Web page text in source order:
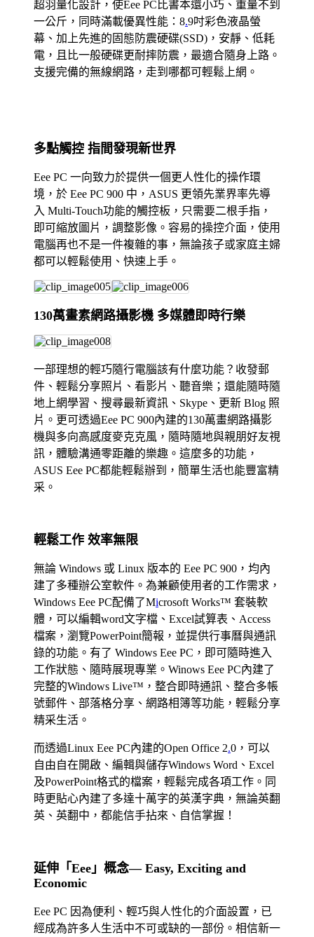
超羽量化設計，使Eee PC比書本還小巧、重量不到
一公斤，同時滿載優異性能：8.9吋彩色液晶螢
幕、加上先進的固態防震硬碟(SSD)，安靜、低耗
電，且比一般硬碟更耐摔防震，最適合隨身上路。
支援完備的無線網路，走到哪都可輕鬆上網。
多點觸控 指間發現新世界
Eee PC 一向致力於提供一個更人性化的操作環
境，於 Eee PC 900 中，ASUS 更領先業界率先導
入 Multi-Touch功能的觸控板，只需要二根手指，
即可縮放圖片，調整影像。容易的操控介面，使用
電腦再也不是一件複雜的事，無論孩子或家庭主婦
都可以輕鬆使用、快速上手。
130萬畫素網路攝影機 多媒體即時行樂
一部理想的輕巧隨行電腦該有什麼功能？收發郵
件、輕鬆分享照片、看影片、聽音樂；還能隨時隨
地上網學習、搜尋最新資訊、Skype、更新 Blog 照
片。更可透過Eee PC 900內建的130萬畫網路攝影
機與多向高感度麥克克風，隨時隨地與親朋好友視
訊，體驗溝通零距離的樂趣。這麼多的功能，
ASUS Eee PC都能輕鬆辦到，簡單生活也能豐富精
采。
輕鬆工作 效率無限
無論 Windows 或 Linux 版本的 Eee PC 900，均內
建了多種辦公室軟件。為兼顧使用者的工作需求，
Windows Eee PC配備了Microsoft Works™ 套裝軟
體，可以編輯word文字檔、Excel試算表、Access
檔案，瀏覽PowerPoint簡報，並提供行事曆與通訊
錄的功能。有了 Windows Eee PC，即可隨時進入
工作狀態、隨時展現專業。Winows Eee PC內建了
完整的Windows Live™，整合即時通訊、整合多帳
號郵件、部落格分享、網路相簿等功能，輕鬆分享
精采生活。
而透過Linux Eee PC內建的Open Office 2.0，可以
自由自在開啟、編輯與儲存Windows Word、Excel
及PowerPoint格式的檔案，輕鬆完成各項工作。同
時更貼心內建了多達十萬字的英漢字典，無論英翻
英、英翻中，都能信手拈來、自信掌握！
延伸「Eee」概念— Easy, Exciting and
Economic
Eee PC 因為便利、輕巧與人性化的介面設置，已
經成為許多人生活中不可或缺的一部份。相信新一